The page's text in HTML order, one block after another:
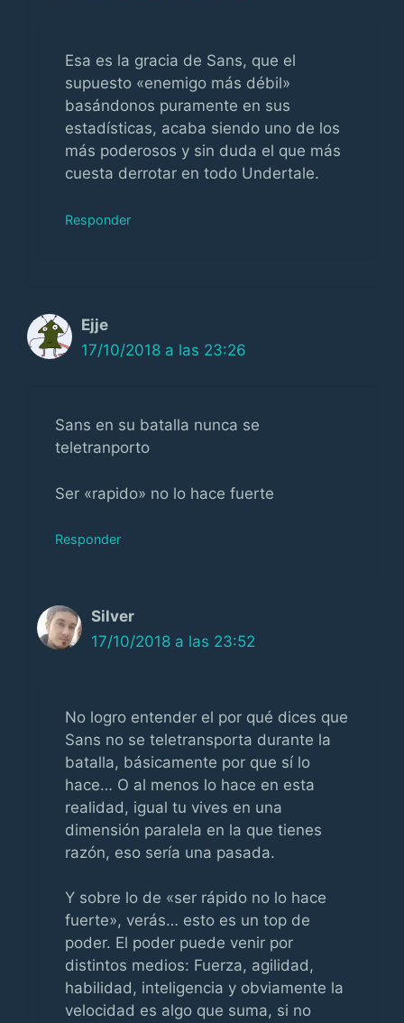
Esa es la gracia de Sans, que el
supuesto «enemigo más débil»
basándonos puramente en sus
estadísticas, acaba siendo uno de los
más poderosos y sin duda el que más
cuesta derrotar en todo Undertale.
Responder
Ejje
17/10/2018 a las 23:26
Sans en su batalla nunca se
teletranporto
Ser «rapido» no lo hace fuerte
Responder
Silver
17/10/2018 a las 23:52
No logro entender el por qué dices que
Sans no se teletransporta durante la
batalla, básicamente por que sí lo
hace… O al menos lo hace en esta
realidad, igual tu vives en una
dimensión paralela en la que tienes
razón, eso sería una pasada.
Y sobre lo de «ser rápido no lo hace
fuerte», verás… esto es un top de
poder. El poder puede venir por
distintos medios: Fuerza, agilidad,
habilidad, inteligencia y obviamente la
velocidad es algo que suma, si no